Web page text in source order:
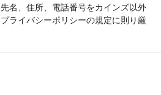
名、住所、電話番号をカインズ以外
ライバシーポリシーの規定に則り厳